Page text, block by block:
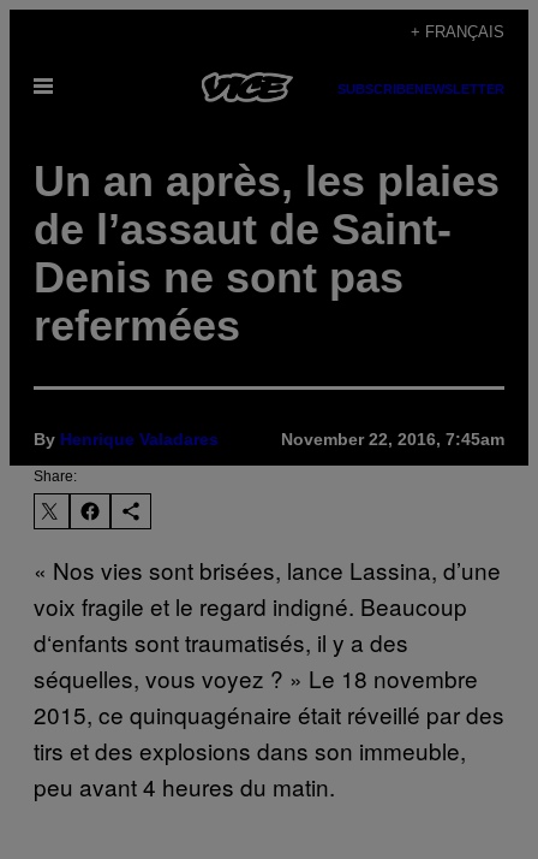
content
+ FRANÇAIS
Open
SUBSCRIBENEWSLETTER
Un an après, les plaies
de l’assaut de Saint-
Denis ne sont pas
refermées
By Henrique Valadares November 22, 2016, 7:45am
Share:
« Nos vies sont brisées, lance Lassina, d’une
voix fragile et le regard indigné. Beaucoup
d‘enfants sont traumatisés, il y a des
séquelles, vous voyez ? » Le 18 novembre
2015, ce quinquagénaire était réveillé par des
tirs et des explosions dans son immeuble,
peu avant 4 heures du matin.